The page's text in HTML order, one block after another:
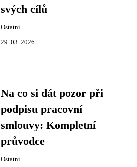
svých cílů
Ostatní
29. 03. 2026
Na co si dát pozor při
podpisu pracovní
smlouvy: Kompletní
průvodce
Ostatní